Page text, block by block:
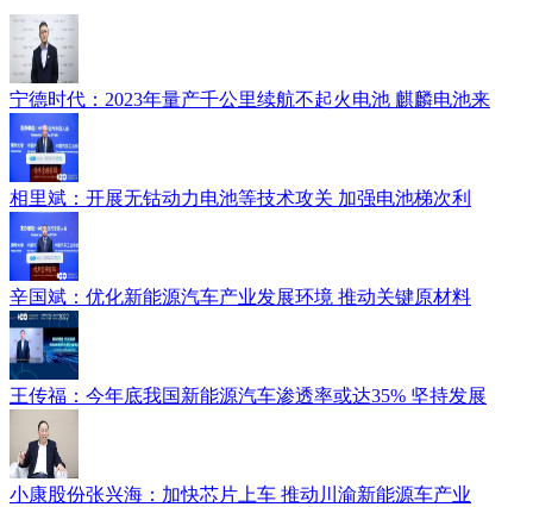
宁德时代：2023年量产千公里续航不起火电池 麒麟电池来
相里斌：开展无钴动力电池等技术攻关 加强电池梯次利
辛国斌：优化新能源汽车产业发展环境 推动关键原材料
王传福：今年底我国新能源汽车渗透率或达35% 坚持发展
小康股份张兴海：加快芯片上车 推动川渝新能源车产业